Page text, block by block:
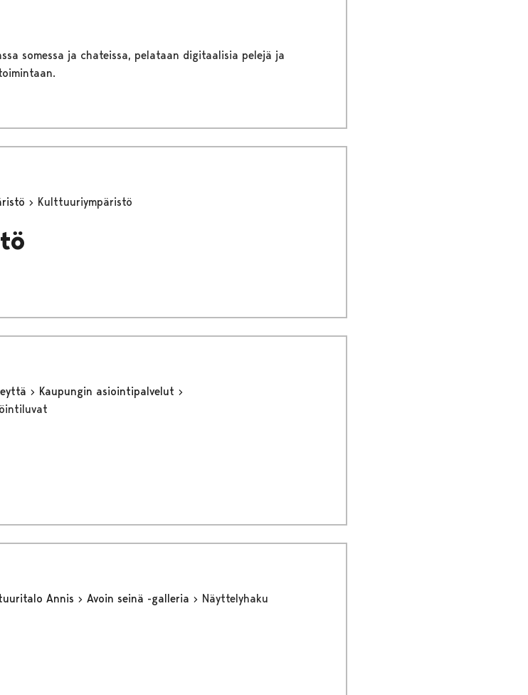
somessa ja chateissa, pelataan digitaalisia pelejä ja
Kulttuuriympäristö
Kaupungin asiointipalvelut
Annis Avoin seinä -galleria Näyttelyhaku